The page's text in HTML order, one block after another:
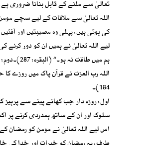
کی ہوتی ہیں، پہلی وہ مصیبتیں اور
لیے اللہ تعالیٰ نے ہمیں ان کو دور
ہم میں
اللہ رب العزت نے قرآن پاک میں روزے
184)۔
اول: روزہ دار جب کھانے پینے سے
سلوک اور ان کے ساتھ ہمدردی کرنے
اس لیے اللہ تعالیٰ نے مومن کو رمضان